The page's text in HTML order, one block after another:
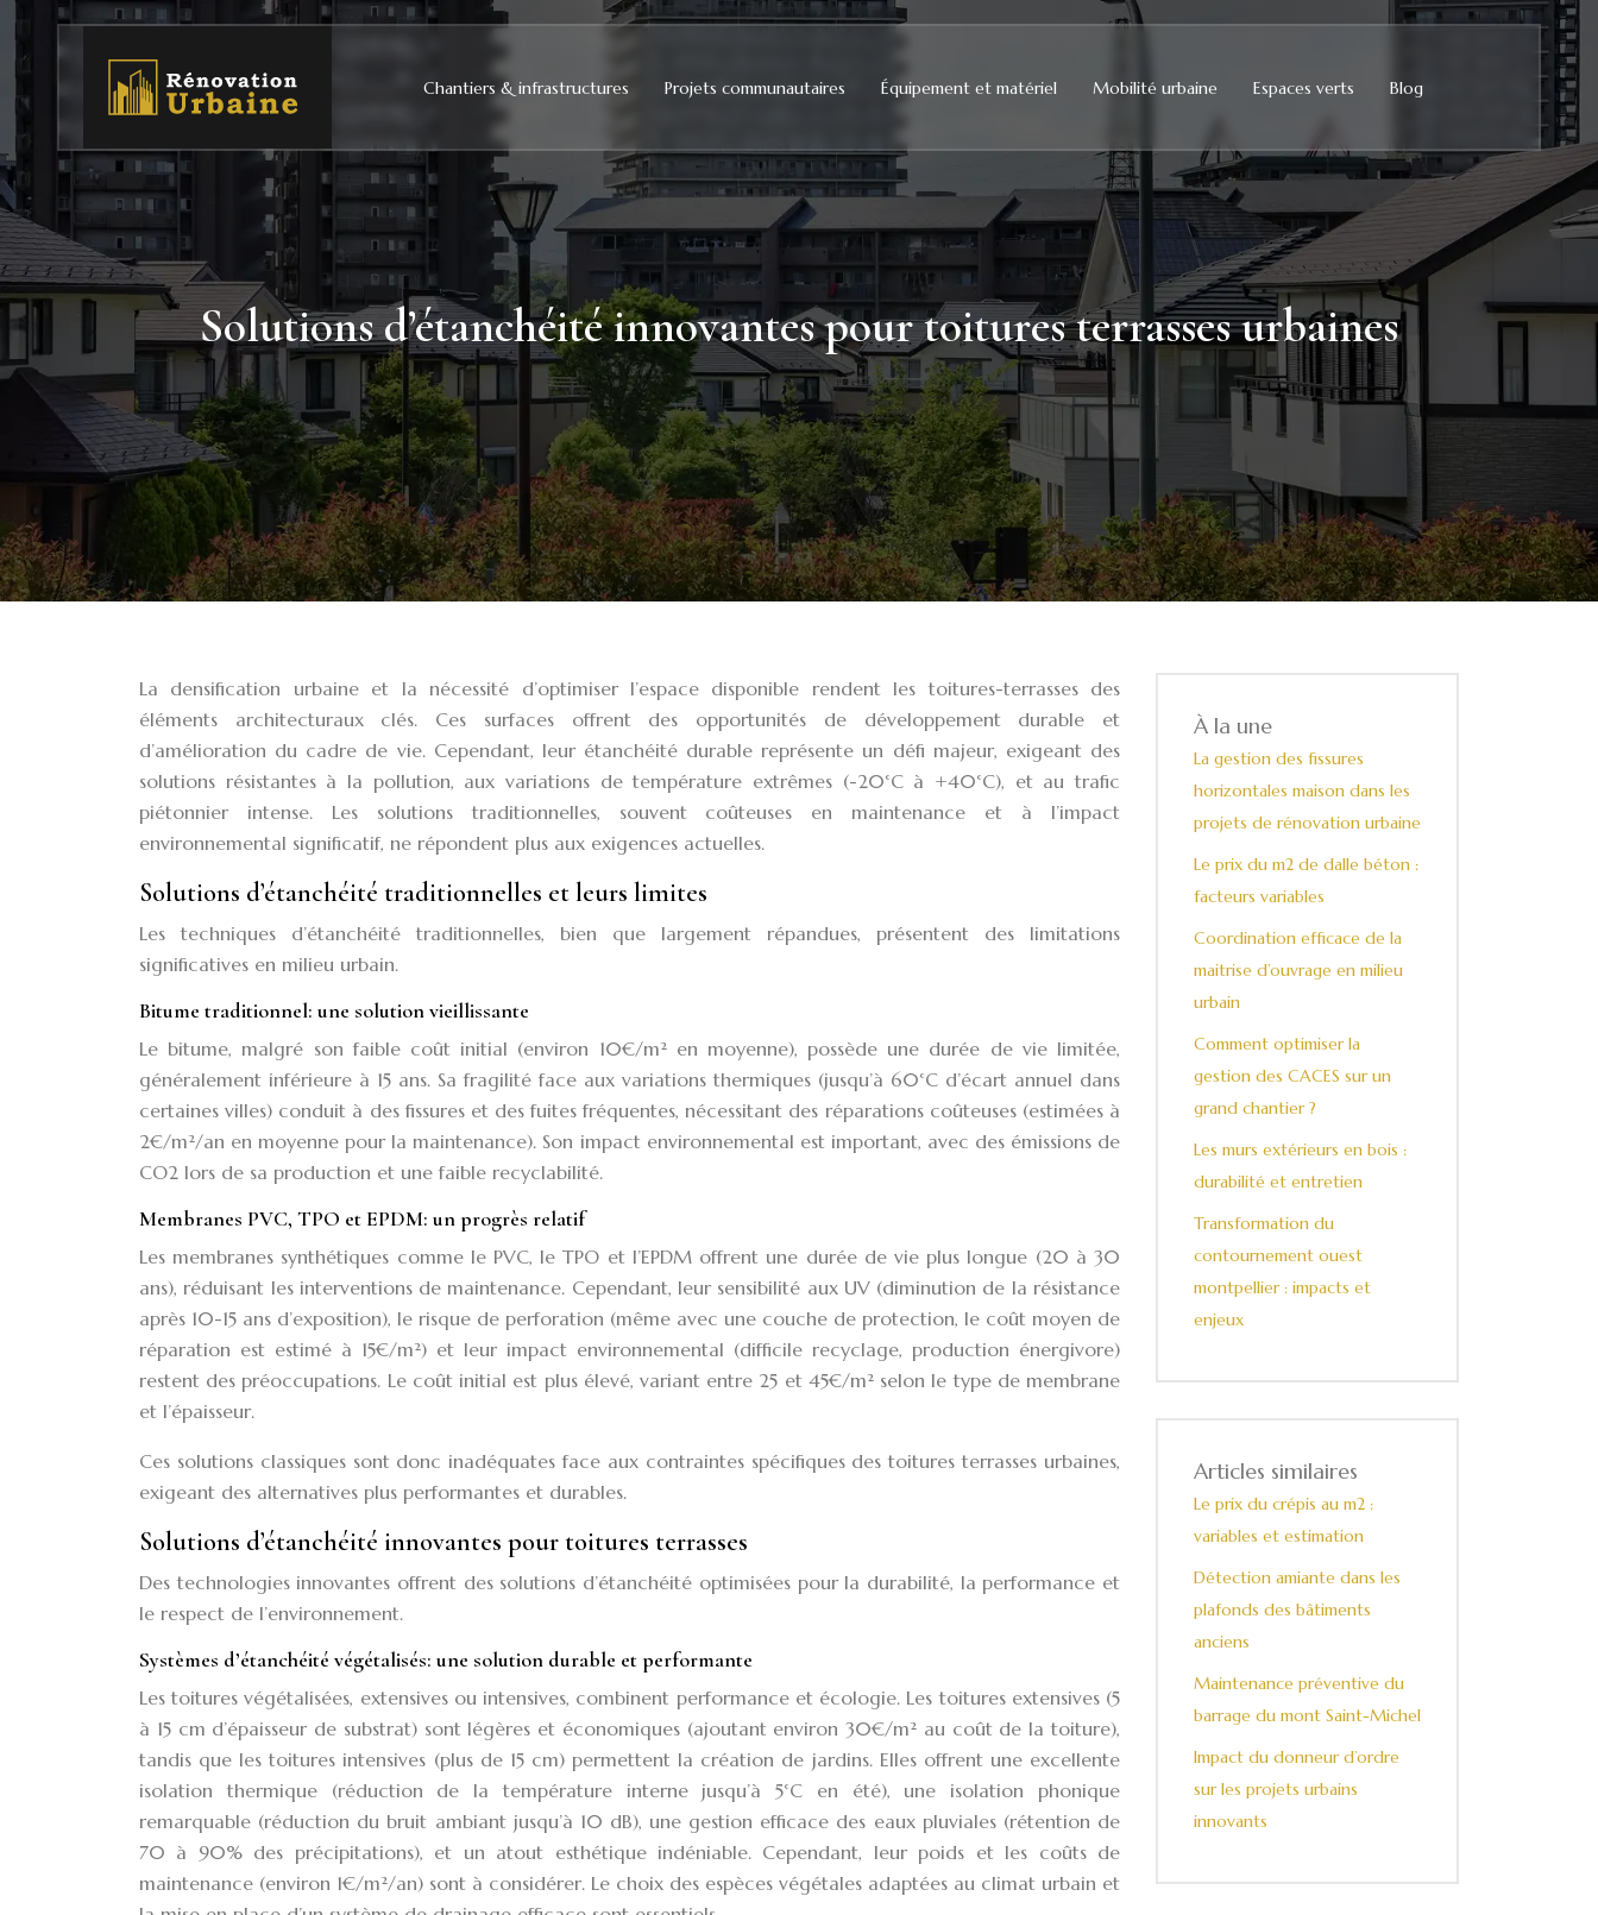
Chantiers & infrastructures Projets communautaires Équipement et matériel Mobilité urbaine Espaces verts Blog
Solutions d’étanchéité innovantes pour toitures terrasses urbaines
La densification urbaine et la nécessité d’optimiser l’espace disponible rendent les toitures-terrasses des
éléments architecturaux clés. Ces surfaces offrent des opportunités de développement durable et
d’amélioration du cadre de vie. Cependant, leur étanchéité durable représente un défi majeur, exigeant des
solutions résistantes à la pollution, aux variations de température extrêmes (-20°C à +40°C), et au trafic
piétonnier intense. Les solutions traditionnelles, souvent coûteuses en maintenance et à l’impact
environnemental significatif, ne répondent plus aux exigences actuelles.
Solutions d’étanchéité traditionnelles et leurs limites
Les techniques d’étanchéité traditionnelles, bien que largement répandues, présentent des limitations
significatives en milieu urbain.
Bitume traditionnel: une solution vieillissante
Le bitume, malgré son faible coût initial (environ 10€/m² en moyenne), possède une durée de vie limitée,
généralement inférieure à 15 ans. Sa fragilité face aux variations thermiques (jusqu’à 60°C d’écart annuel dans
certaines villes) conduit à des fissures et des fuites fréquentes, nécessitant des réparations coûteuses (estimées à
2€/m²/an en moyenne pour la maintenance). Son impact environnemental est important, avec des émissions de
CO2 lors de sa production et une faible recyclabilité.
Membranes PVC, TPO et EPDM: un progrès relatif
Les membranes synthétiques comme le PVC, le TPO et l’EPDM offrent une durée de vie plus longue (20 à 30
ans), réduisant les interventions de maintenance. Cependant, leur sensibilité aux UV (diminution de la résistance
après 10-15 ans d’exposition), le risque de perforation (même avec une couche de protection, le coût moyen de
réparation est estimé à 15€/m²) et leur impact environnemental (difficile recyclage, production énergivore)
restent des préoccupations. Le coût initial est plus élevé, variant entre 25 et 45€/m² selon le type de membrane
et l’épaisseur.
Ces solutions classiques sont donc inadéquates face aux contraintes spécifiques des toitures terrasses urbaines,
exigeant des alternatives plus performantes et durables.
Solutions d’étanchéité innovantes pour toitures terrasses
Des technologies innovantes offrent des solutions d’étanchéité optimisées pour la durabilité, la performance et
le respect de l’environnement.
Systèmes d’étanchéité végétalisés: une solution durable et performante
Les toitures végétalisées, extensives ou intensives, combinent performance et écologie. Les toitures extensives (5
à 15 cm d’épaisseur de substrat) sont légères et économiques (ajoutant environ 30€/m² au coût de la toiture),
tandis que les toitures intensives (plus de 15 cm) permettent la création de jardins. Elles offrent une excellente
isolation thermique (réduction de la température interne jusqu’à 5°C en été), une isolation phonique
remarquable (réduction du bruit ambiant jusqu’à 10 dB), une gestion efficace des eaux pluviales (rétention de
70 à 90% des précipitations), et un atout esthétique indéniable. Cependant, leur poids et les coûts de
maintenance (environ 1€/m²/an) sont à considérer. Le choix des espèces végétales adaptées au climat urbain et
À la une
La gestion des fissures
horizontales maison dans les
projets de rénovation urbaine
Le prix du m2 de dalle béton :
facteurs variables
Coordination efficace de la
maitrise d’ouvrage en milieu
urbain
Comment optimiser la
gestion des CACES sur un
grand chantier ?
Les murs extérieurs en bois :
durabilité et entretien
Transformation du
contournement ouest
montpellier : impacts et
enjeux
Articles similaires
Le prix du crépis au m2 :
variables et estimation
Détection amiante dans les
plafonds des bâtiments
anciens
Maintenance préventive du
barrage du mont Saint-Michel
Impact du donneur d’ordre
sur les projets urbains
innovants